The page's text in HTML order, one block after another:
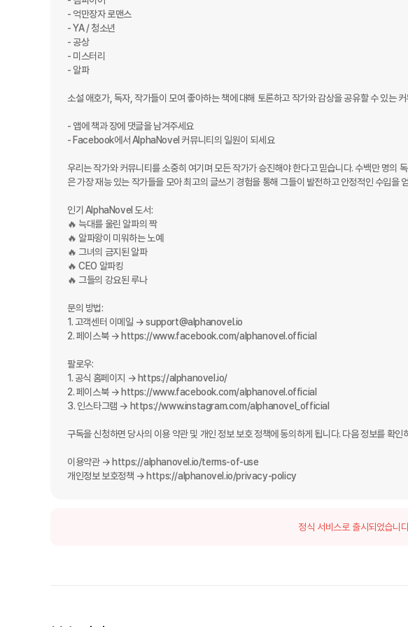
- 억만장자 로맨스
- YA / 청소년
- 공상
- 미스터리
- 알파
소설 애호가, 독자, 작가들이 모여 좋아하는 책에 대해 토론하고 작가와 감상을 공유할 수 있는
- 앱에 책과 장에 댓글을 남겨주세요
- Facebook에서 AlphaNovel 커뮤니티의 일원이 되세요
우리는 작가와 커뮤니티를 소중히 여기며 모든 작가가 승진해야 한다고 믿습니다. 수백만 명의
은 가장 재능 있는 작가들을 모아 최고의 글쓰기 경험을 통해 그들이 발전하고 안정적인 수입을
인기 AlphaNovel 도서:
🔥 늑대를 울린 알파의 짝
🔥 알파왕이 미워하는 노예
🔥 그녀의 금지된 알파
🔥 CEO 알파킹
🔥 그들의 강요된 루나
문의 방법:
1. 고객센터 이메일 → support@alphanovel.io
2. 페이스북 → https://www.facebook.com/alphanovel.official
팔로우:
1. 공식 홈페이지 → https://alphanovel.io/
2. 페이스북 → https://www.facebook.com/alphanovel.official
3. 인스타그램 → https://www.instagram.com/alphanovel_official
구독을 신청하면 당사의 이용 약관 및 개인 정보 보호 정책에 동의하게 됩니다. 다음 정보를 확인
이용약관 → https://alphanovel.io/terms-of-use
개인정보 보호정책 → https://alphanovel.io/privacy-policy
정식 서비스로 출시되었습니